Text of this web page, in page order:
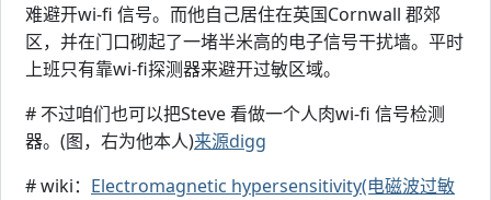
难避开wi-fi 信号。而他自己居住在英国Cornwall 郡郊
区，并在门口砌起了一堵半米高的电子信号干扰墙。平时
上班只有靠wi-fi探测器来避开过敏区域。
# 不过咱们也可以把Steve 看做一个人肉wi-fi 信号检测
器。(图，右为他本人)来源digg
# wiki： Electromagnetic hypersensitivity(电磁波过敏